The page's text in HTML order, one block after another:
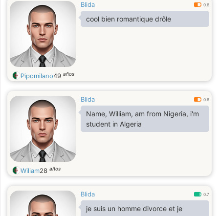
Blida 0.6
cool bien romantique drôle
Pipomilano49 años
Blida 0.6
Name, William, am from Nigeria, i'm
student in Algeria
Wiliam28 años
Blida 0.7
je suis un homme divorce et je